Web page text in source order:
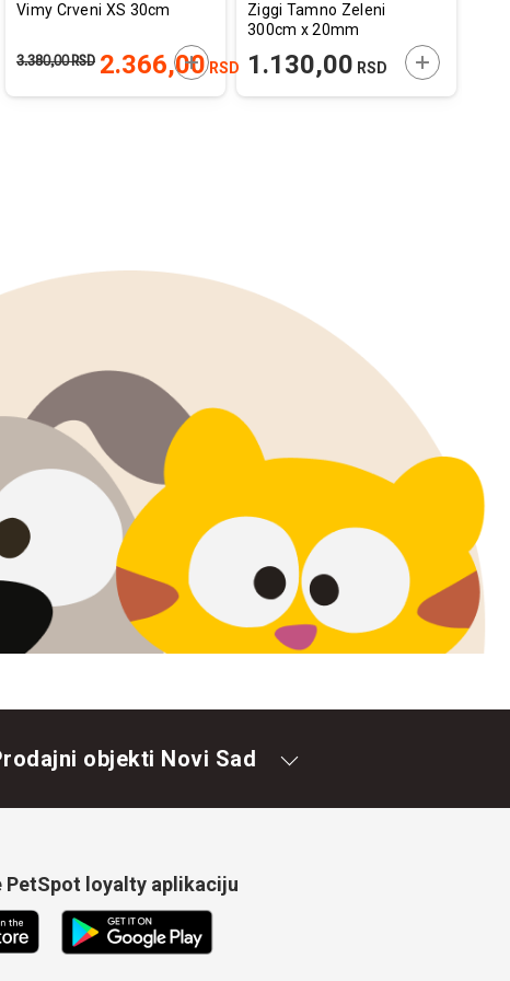
U KORPU
Vimy Crveni XS 30cm
2.366,00RSD
3.380,00RSD DODAJTE U KORPU
Ziggi Tamno Zeleni
300cm x 20mm
1.130,00 RSD DODAJTE U
objekti Novi Sad
PetSpot loyalty aplikaciju